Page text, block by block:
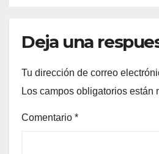
Deja una
Tu dirección de correo
Los campos obligatorios están
Comentario *